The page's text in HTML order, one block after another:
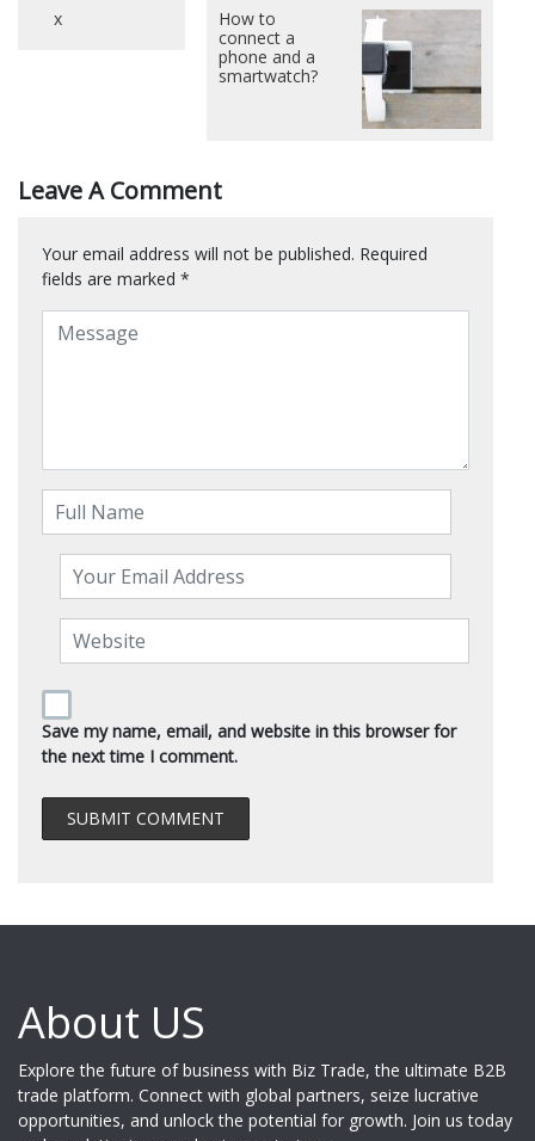
x
How to
connect a
phone and a
smartwatch?
Leave A Comment
Your email address will not be published. Required
fields are marked *
Save my name, email, and website in this browser for
the next time I comment.
About US
Explore the future of business with Biz Trade, the ultimate B2B
trade platform. Connect with global partners, seize lucrative
opportunities, and unlock the potential for growth. Join us today